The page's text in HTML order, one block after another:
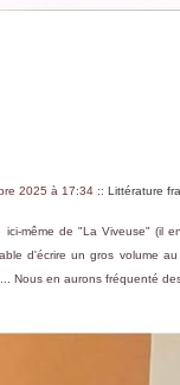
2025 à 17:34 :: Littérature
ici-même de "La Viveuse" (il
d'écrire un gros volume
Nous en aurons fréquenté